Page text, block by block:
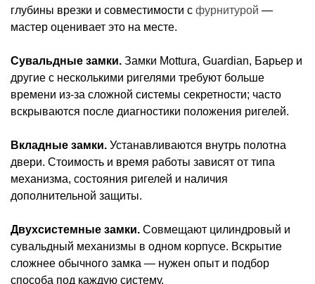
глубины врезки и совместимости с фурнитурой —
мастер оценивает это на месте.
Сувальдные замки. Замки Mottura, Guardian, Барьер и
другие с несколькими ригелями требуют больше
времени из‑за сложной системы секретности; часто
вскрываются после диагностики положения ригелей.
Вкладные замки. Устанавливаются внутрь полотна
двери. Стоимость и время работы зависят от типа
механизма, состояния ригелей и наличия
дополнительной защиты.
Двухсистемные замки. Совмещают цилиндровый и
сувальдный механизмы в одном корпусе. Вскрытие
сложнее обычного замка — нужен опыт и подбор
способа под каждую систему.